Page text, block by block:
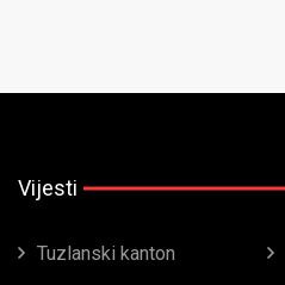
Vijesti
Tuzlanski kanton